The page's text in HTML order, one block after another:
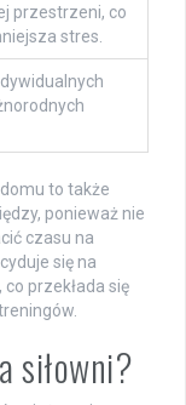
przestrzeni, co
stres.
to także
ponieważ nie
czasu na
się na
przekłada się
siłowni?